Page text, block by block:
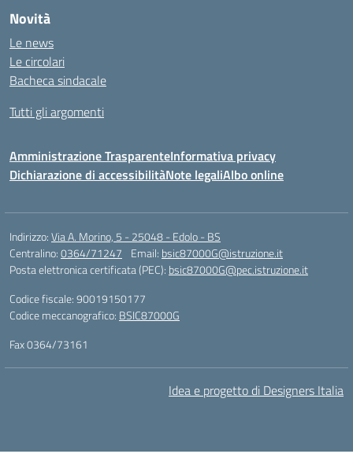
Novità
Le news
Le circolari
Bacheca sindacale
Tutti gli argomenti
Amministrazione TrasparenteInformativa privacy
Dichiarazione di accessibilitàNote legaliAlbo online
Indirizzo:Via A. Morino, 5 - 25048 - Edolo - BS
Centralino:0364/71247 Email: bsic87000G@istruzione.it
Posta elettronica certificata (PEC): bsic87000G@pec.istruzione.it
Codice fiscale: 90019150177
Codice meccanografico: BSIC87000G
Fax 0364/73161
Idea e progetto di Designers Italia